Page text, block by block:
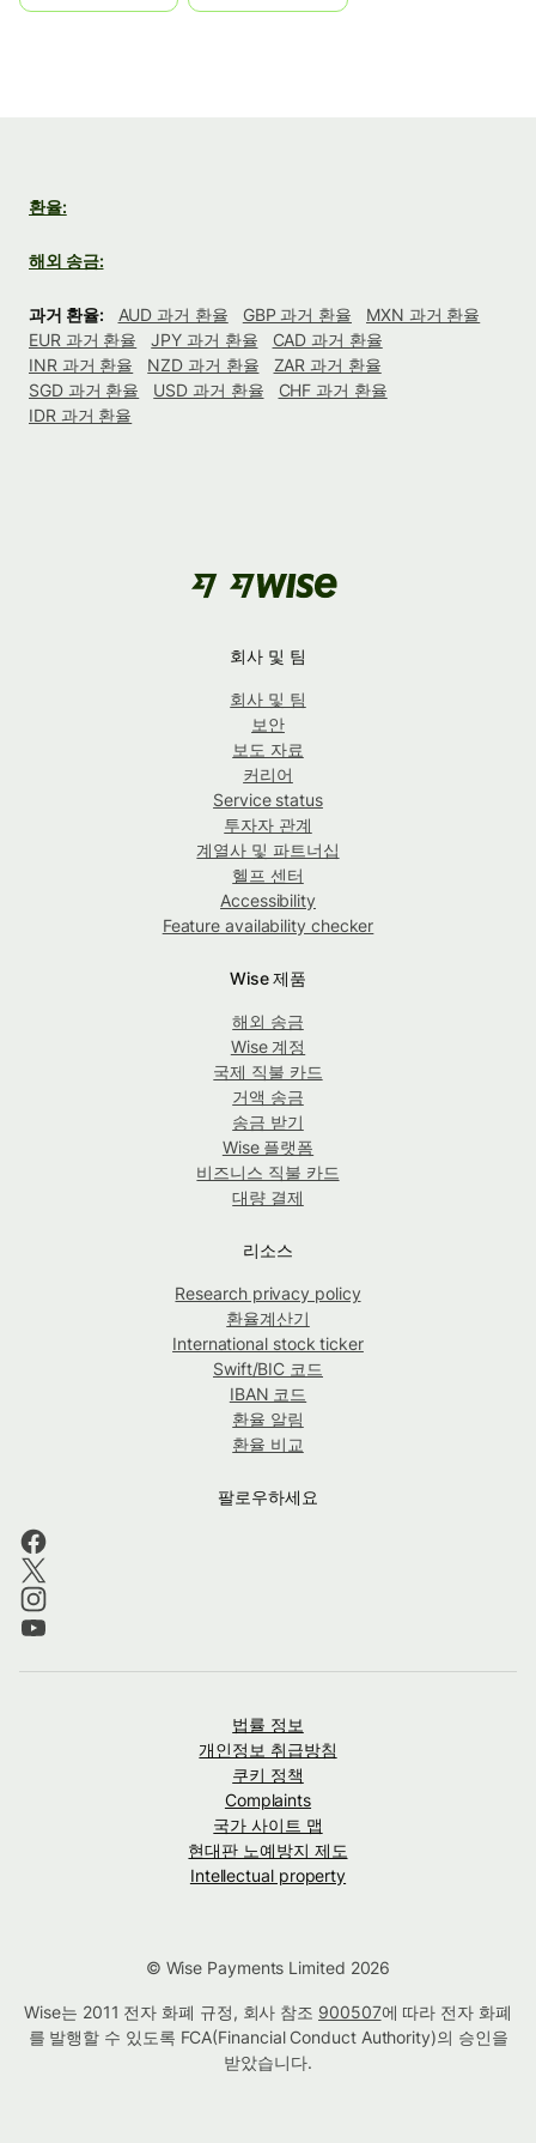
환율:
해외 송금:
과거 환율: AUD 과거 환율 GBP 과거 환율
MXN 과거 환율
EUR 과거 환율
JPY 과거 환율
CAD 과거 환율
INR 과거 환율
NZD 과거 환율
ZAR 과거 환율
SGD 과거 환율
USD 과거 환율
CHF 과거 환율
IDR 과거 환율
회사 및 팀
회사 및 팀
보안
보도 자료
커리어
Service status
투자자 관계
계열사 및 파트너십
헬프 센터
Accessibility
Feature availability checker
Wise 제품
해외 송금
Wise 계정
국제 직불 카드
거액 송금
송금 받기
Wise 플랫폼
비즈니스 직불 카드
대량 결제
리소스
Research privacy policy
환율계산기
International stock ticker
Swift/BIC 코드
IBAN 코드
환율 알림
환율 비교
팔로우하세요
법률 정보
개인정보 취급방침
쿠키 정책
Complaints
국가 사이트 맵
현대판 노예방지 제도
Intellectual property
© Wise Payments Limited 2026
Wise는 2011 전자 화폐 규정, 회사 참조 900507에 따라 전자 화폐
를 발행할 수 있도록 FCA(Financial Conduct Authority)의 승인을
받았습니다.